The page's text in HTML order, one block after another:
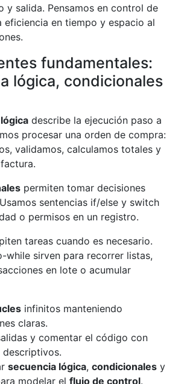
y salida. Pensamos en control de
eficiencia en tiempo y espacio al
fundamentales:
lógica, condicionales
describe la ejecución paso a
procesar una orden de compra:
validamos, calculamos totales y
permiten tomar decisiones
sentencias if/else y switch
o permisos en un registro.
tareas cuando es necesario.
while sirven para recorrer listas,
en lote o acumular
infinitos manteniendo
claras.
y comentar el código con
descriptivos.
secuencia lógica,condicionales y
modelar elflujo de control.